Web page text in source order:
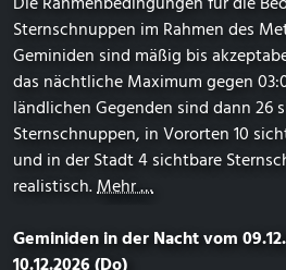
Sternschnuppen im Rahmen des
Geminiden sind mäßig bis
das nächtliche Maximum gegen
ländlichen Gegenden sind dann 26
Sternschnuppen, in Vororten 10
und in der Stadt 4 sichtbare
realistisch.Mehr …
Geminiden in der Nacht vom